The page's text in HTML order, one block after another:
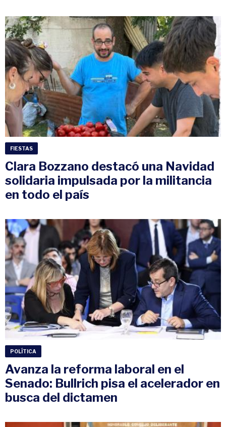
FIESTAS
Clara Bozzano destacó una Navidad
solidaria impulsada por la militancia
en todo el país
POLÍTICA
Avanza la reforma laboral en el
Senado: Bullrich pisa el acelerador en
busca del dictamen